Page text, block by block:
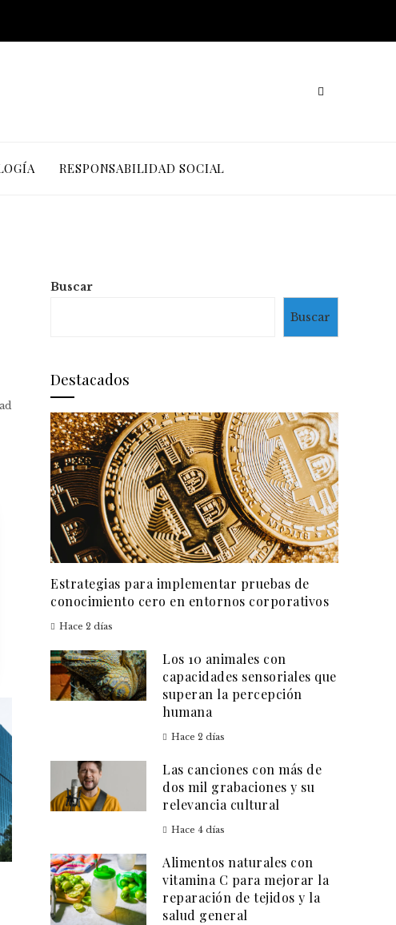
RESPONSABILIDAD SOCIAL
Buscar
Buscar
Destacados
Estrategias para implementar pruebas de
conocimiento cero en entornos corporativos
Hace 2 días
Los 10 animales con
capacidades sensoriales que
superan la percepción
humana
Hace 2 días
Las canciones con más de
dos mil grabaciones y su
relevancia cultural
Hace 4 días
Alimentos naturales con
vitamina C para mejorar la
reparación de tejidos y la
salud general